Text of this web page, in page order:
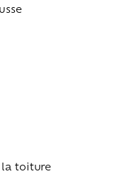
la toiture